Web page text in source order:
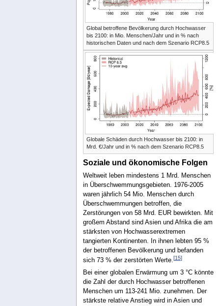
Global betroffene Bevölkerung durch Hochwasser
bis 2100: in Mio. Menschen/Jahr und in % nach
historischen Daten und nach dem Szenario RCP8.5
Globale Schäden durch Hochwasser bis 2100: in
Mrd. €/Jahr und in % nach dem Szenario RCP8.5
Soziale und ökonomische Folgen
Weltweit leben mindestens 1 Mrd. Menschen
in Überschwemmungsgebieten. 1976-2005
waren jährlich 54 Mio. Menschen durch
Überschwemmungen betroffen, die
Zerstörungen von 58 Mrd. EUR bewirkten. Mit
großem Abstand sind Asien und Afrika die am
stärksten von Hochwasserextremen
tangierten Kontinenten. In ihnen lebten 95 %
der betroffenen Bevölkerung und befanden
sich 73 % der zerstörten Werte. [15]
Bei einer globalen Erwärmung um 3 °C könnte
die Zahl der durch Hochwasser betroffenen
Menschen um 113-241 Mio. zunehmen. Der
stärkste relative Anstieg wird in Asien und